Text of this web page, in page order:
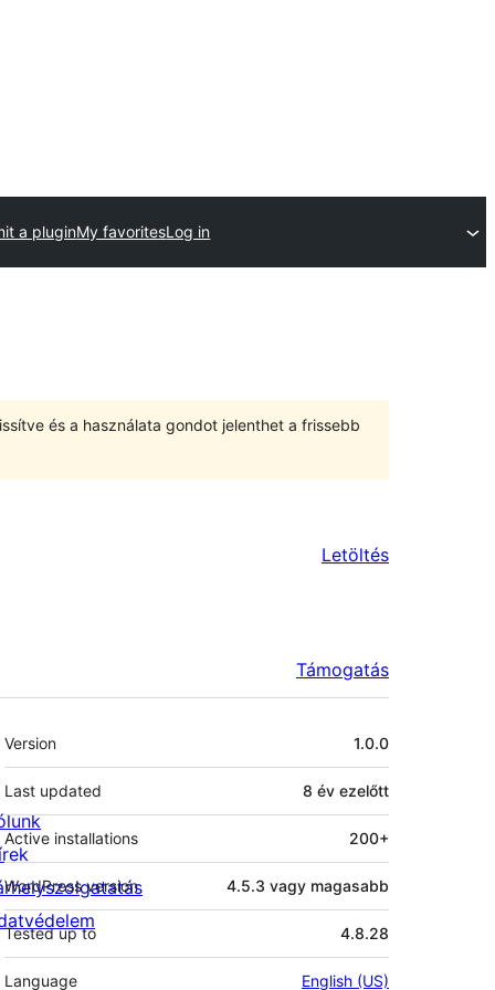
a pluginMy favoritesLog in
és a használata gondot jelenthet a frissebb
Letöltés
Támogatás
Meta
Version 1.0.0
Last updated 8 év ezelőtt
Active installations 200+
WordPress version 4.5.3 vagy magasabb
Tested up to 4.8.28
Language English (US)